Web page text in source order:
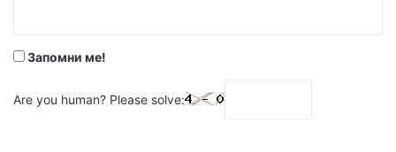
Запомни ме!
Are you human? Please solve: